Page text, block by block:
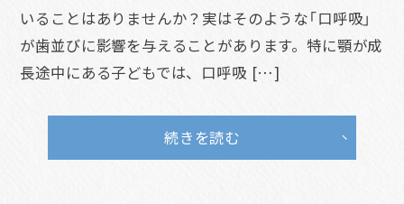
いることはありませんか？実はそのような「口呼吸」
が歯並びに影響を与えることがあります。特に顎が成
長途中にある子どもでは、口呼吸 […]
続きを読む